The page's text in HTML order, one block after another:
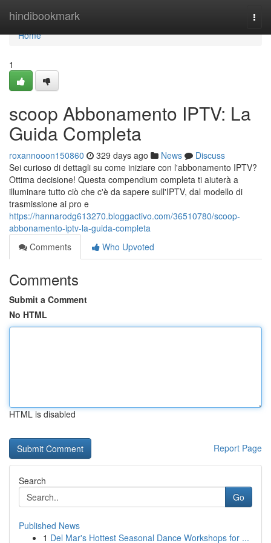
hindibookmark
Home
Home
1
scoop Abbonamento IPTV: La
Guida Completa
roxannooon150860 329 days ago News
Discuss
Sei curioso di dettagli su come iniziare con l'abbonamento IPTV?
Ottima decisione! Questa compendium completa ti aiuterà a
illuminare tutto ciò che c'è da sapere sull'IPTV, dal modello di
trasmissione ai pro e
https://hannarodg613270.bloggactivo.com/36510780/scoop-
abbonamento-iptv-la-guida-completa
Comments
Who Upvoted
Comments
Submit a Comment
No HTML
HTML is disabled
Report Page
Search
Go
Published News
1 Del Mar's Hottest Seasonal Dance Workshops for ...